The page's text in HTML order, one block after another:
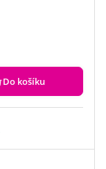
Do košíku